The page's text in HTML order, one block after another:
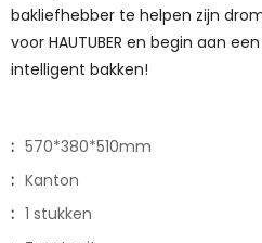
bakliefhebber te helpen zijn
voor HAUTUBER en begin aan
intelligent bakken!
: 570*380*510mm
: Kanton
: 1 stukken